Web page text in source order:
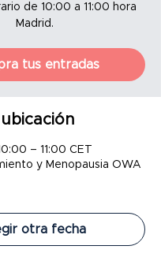
de 10:00 a 11:00 hora
Madrid.
tus entradas
– 11:00 CET
y Menopausia OWA
otra fecha